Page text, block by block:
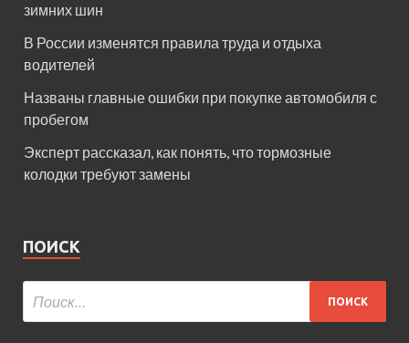
зимних шин
В России изменятся правила труда и отдыха
водителей
Названы главные ошибки при покупке автомобиля с
пробегом
Эксперт рассказал, как понять, что тормозные
колодки требуют замены
ПОИСК